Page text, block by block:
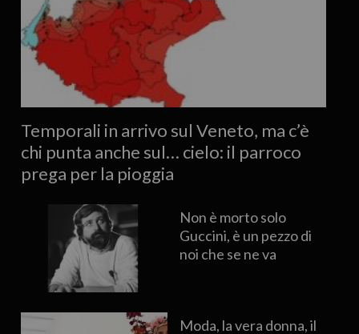
Temporali in arrivo sul Veneto, ma c’è
chi punta anche sul… cielo: il parroco
prega per la pioggia
Non è morto solo
Guccini, è un pezzo di
noi che se ne va
Moda, la vera donna, il